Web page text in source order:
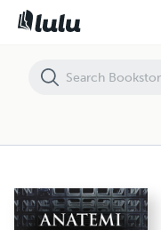
Anatemi E Agenti Del Sistema